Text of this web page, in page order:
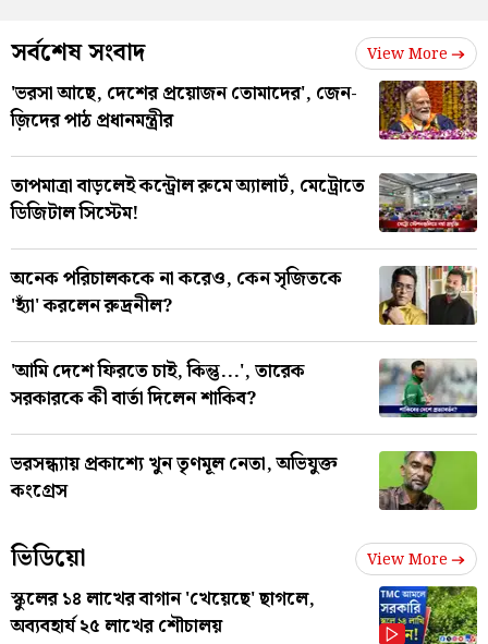
সর্বশেষ সংবাদ View More
'ভরসা আছে, দেশের প্রয়োজন তোমাদের', জেন-
জ়িদের পাঠ প্রধানমন্ত্রীর
তাপমাত্রা বাড়লেই কন্ট্রোল রুমে অ্যালার্ট, মেট্রোতে
ডিজিটাল সিস্টেম!
অনেক পরিচালককে না করেও, কেন সৃজিতকে
'হ্যাঁ' করলেন রুদ্রনীল?
'আমি দেশে ফিরতে চাই, কিন্তু...', তারেক
সরকারকে কী বার্তা দিলেন শাকিব?
ভরসন্ধ্যায় প্রকাশ্যে খুন তৃণমূল নেতা, অভিযুক্ত
কংগ্রেস
ভিডিয়ো View More
স্কুলের ১৪ লাখের বাগান 'খেয়েছে' ছাগলে,
অব্যবহার্য ২৫ লাখের শৌচালয়